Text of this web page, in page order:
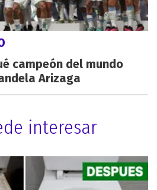
campeón del mundo
Arizaga
interesar